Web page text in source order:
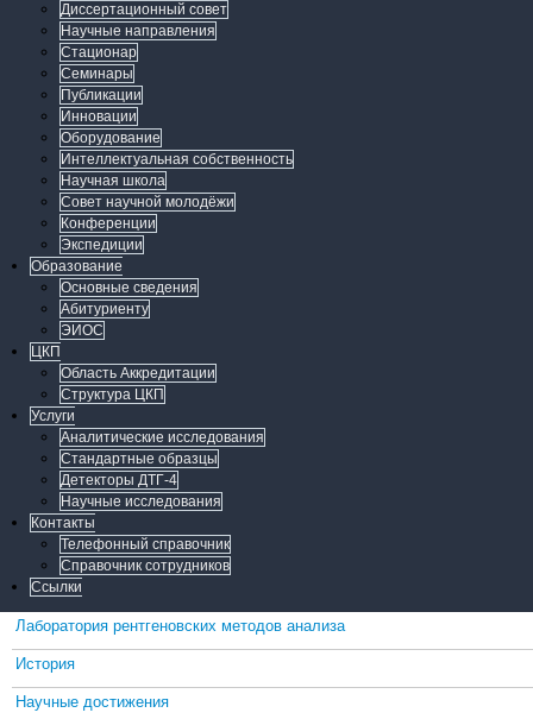
Диссертационный совет
Научные направления
Стационар
Семинары
Публикации
Инновации
Оборудование
Интеллектуальная собственность
Научная школа
Совет научной молодёжи
Конференции
Экспедиции
Образование
Основные сведения
Абитуриенту
ЭИОС
ЦКП
Область Аккредитации
Структура ЦКП
Услуги
Аналитические исследования
Стандартные образцы
Детекторы ДТГ-4
Научные исследования
Контакты
Телефонный справочник
Справочник сотрудников
Ссылки
Лаборатория рентгеновских методов анализа
История
Научные достижения